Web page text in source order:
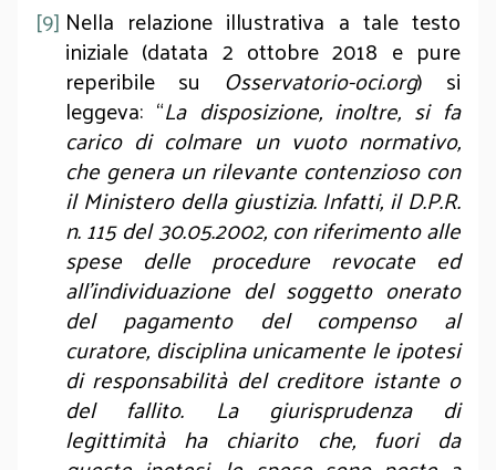
[9] Nella relazione illustrativa a tale testo
iniziale (datata 2 ottobre 2018 e pure
reperibile su Osservatorio-oci.org) si
leggeva: “La disposizione, inoltre, si fa
carico di colmare un vuoto normativo,
che genera un rilevante contenzioso con
il Ministero della giustizia. Infatti, il D.P.R.
n. 115 del 30.05.2002, con riferimento alle
spese delle procedure revocate ed
all’individuazione del soggetto onerato
del pagamento del compenso al
curatore, disciplina unicamente le ipotesi
di responsabilità del creditore istante o
del fallito. La giurisprudenza di
legittimità ha chiarito che, fuori da